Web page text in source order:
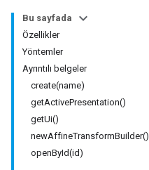
Bu sayfada
Özellikler
Yöntemler
Ayrıntılı belgeler
create(name)
getActivePresentation()
getUi()
newAffineTransformBuilder()
openById(id)